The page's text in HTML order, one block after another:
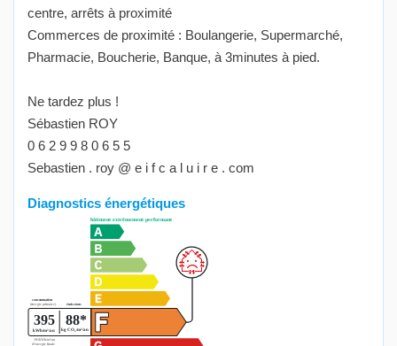
centre, arrêts à proximité
Commerces de proximité : Boulangerie, Supermarché,
Pharmacie, Boucherie, Banque, à 3minutes à pied.
Ne tardez plus !
Sébastien ROY
0 6 2 9 9 8 0 6 5 5
Sebastien . roy @ e i f c a l u i r e . com
Diagnostics énergétiques